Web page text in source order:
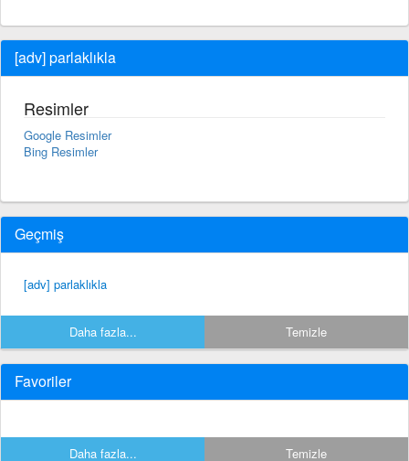
[adv] parlaklıkla
Resimler
Google Resimler
Bing Resimler
Geçmiş
[adv] parlaklıkla
Daha fazla... Temizle
Favoriler
Daha fazla... Temizle